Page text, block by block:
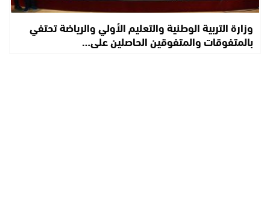
وزارة التربية الوطنية والتعليم الأولي والرياضة تحتفي
بالمتفوقات والمتفوقين الحاصلين على…